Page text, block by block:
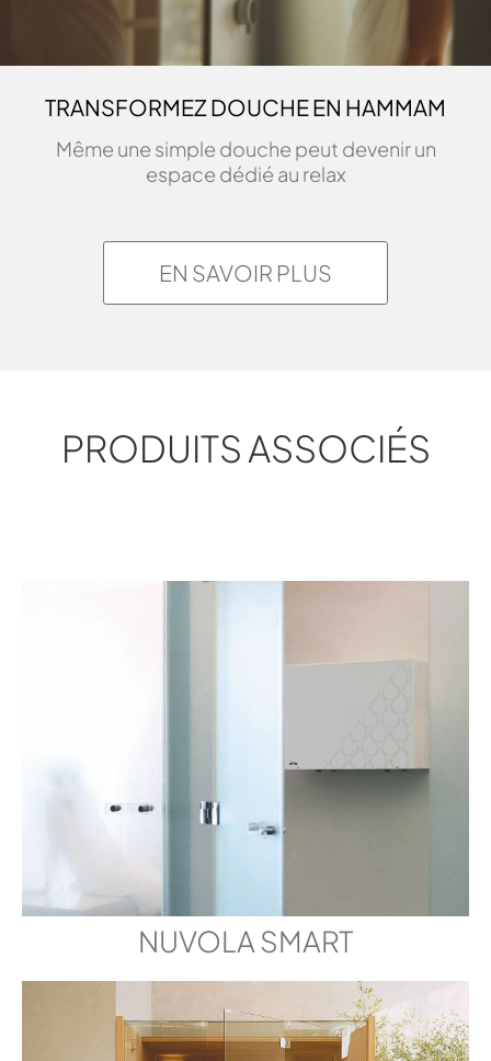
TRANSFORMEZ DOUCHE EN HAMMAM
Même une simple douche peut devenir un
espace dédié au relax
EN SAVOIR PLUS
PRODUITS ASSOCIÉS
NUVOLA SMART